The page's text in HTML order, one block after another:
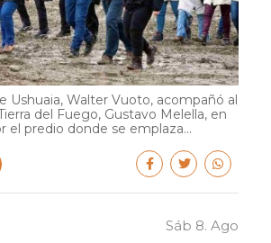
Ushuaia, Walter Vuoto, acompañó al
del Fuego, Gustavo Melella, en
el predio donde se emplaza...
Sáb 8. Ago